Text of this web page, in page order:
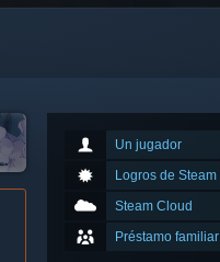
Un jugador
Logros de Steam
Steam Cloud
Préstamo familiar